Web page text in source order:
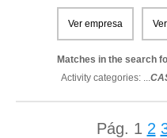
Ver empresa
Matches in the search
Activity categories: ...
Pág. 1 2